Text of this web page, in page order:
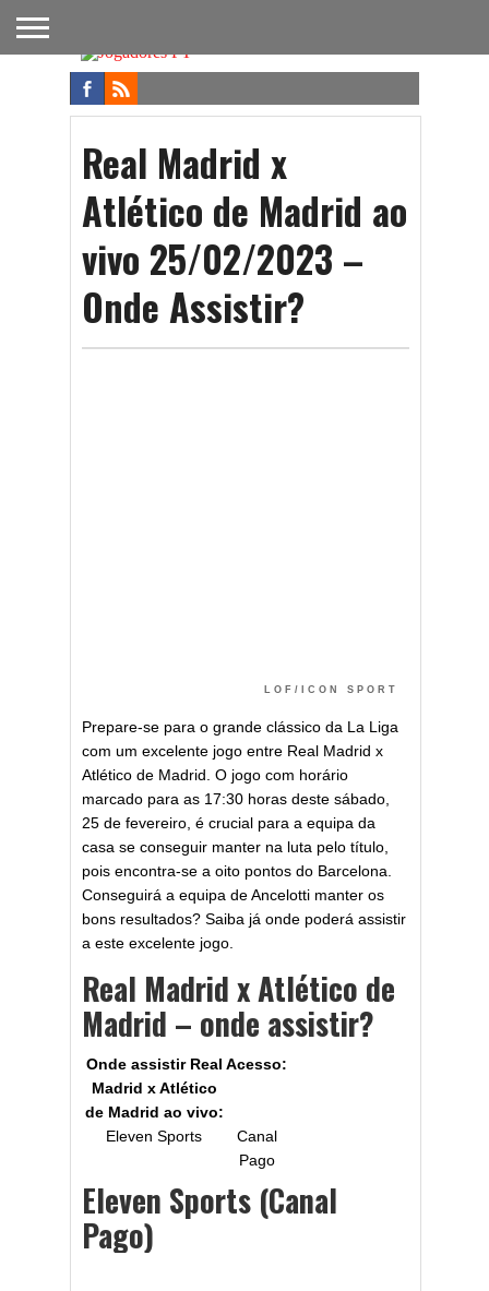
FUTEBOL
NACIONAL
FUTEBOL
INTERNACIONAL
NOTÍCIAS
ONDE
ASSISTIR
FUTEBOL
NA TV
APOSTAS
Real Madrid x
Atlético de Madrid ao
vivo 25/02/2023 –
Onde Assistir?
LOF/ICON SPORT
Prepare-se para o grande clássico da La Liga
com um excelente jogo entre Real Madrid x
Atlético de Madrid. O jogo com horário
marcado para as 17:30 horas deste sábado,
25 de fevereiro, é crucial para a equipa da
casa se conseguir manter na luta pelo título,
pois encontra-se a oito pontos do Barcelona.
Conseguirá a equipa de Ancelotti manter os
bons resultados? Saiba já onde poderá assistir
a este excelente jogo.
Real Madrid x Atlético de
Madrid – onde assistir?
Onde assistir Real
Madrid x Atlético
de Madrid ao vivo:
Acesso:
Eleven Sports
Canal
Pago
Eleven Sports (Canal
Pago)